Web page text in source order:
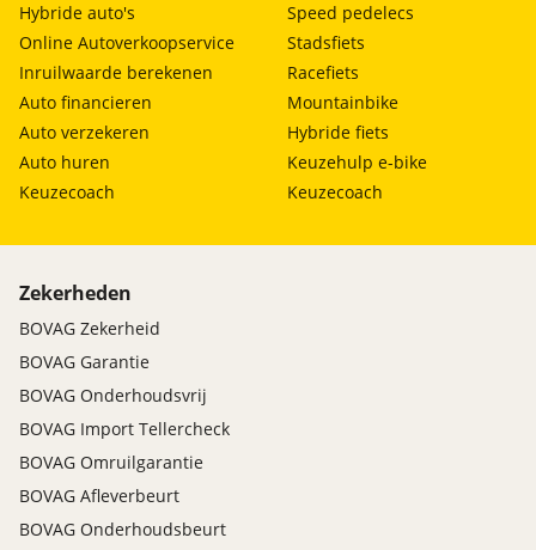
Hybride auto's
Online Autoverkoopservice
Inruilwaarde berekenen
Auto financieren
Auto verzekeren
Auto huren
Keuzecoach
Speed pedelecs
Stadsfiets
Racefiets
Mountainbike
Hybride fiets
Keuzehulp e-bike
Keuzecoach
Zekerheden
BOVAG Zekerheid
BOVAG Garantie
BOVAG Onderhoudsvrij
BOVAG Import Tellercheck
BOVAG Omruilgarantie
BOVAG Afleverbeurt
BOVAG Onderhoudsbeurt